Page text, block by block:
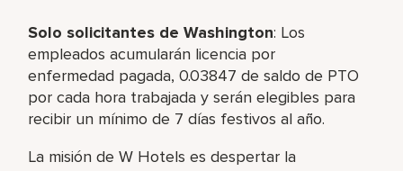
Solo solicitantes de Washington: Los
empleados acumularán licencia por
enfermedad pagada, 0.03847 de saldo de PTO
por cada hora trabajada y serán elegibles para
recibir un mínimo de 7 días festivos al año.
La misión de W Hotels es despertar la